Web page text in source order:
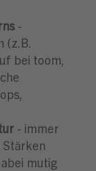
-
(z.B.
bei toom,
- immer
mutig